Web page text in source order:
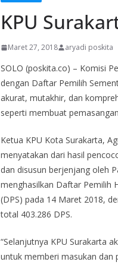
KPU
Maret 27, 2018 aryadi poskita
SOLO (poskita.co) – Komisi
dengan Daftar Pemilih
akurat, mutakhir, dan
seperti membuat
Ketua KPU Kota Surakarta,
menyatakan dari hasil
dan disusun berjenjang oleh
menghasilkan Daftar Pemilih
(DPS) pada 14 Maret 2018,
total 403.286 DPS.
“Selanjutnya KPU Surakarta
untuk memberi masukan dan